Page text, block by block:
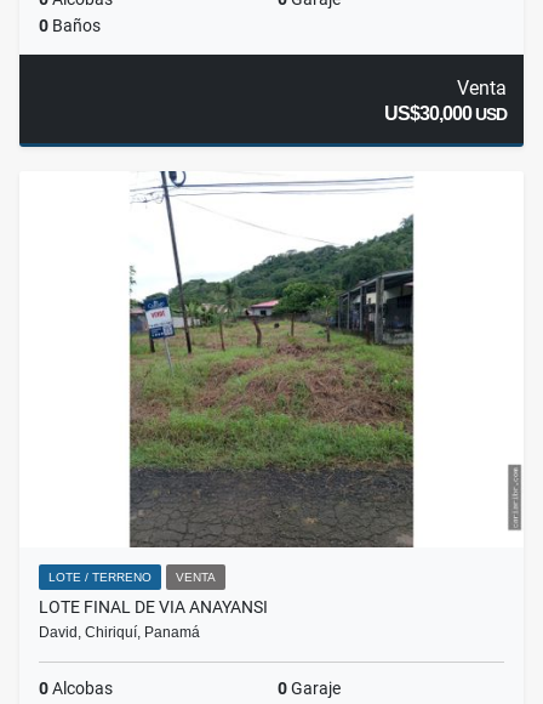
0 Baños
Venta
US$30,000USD
LOTE / TERRENO VENTA
LOTE FINAL DE VIA ANAYANSI
David, Chiriquí, Panamá
0Alcobas 0Garaje